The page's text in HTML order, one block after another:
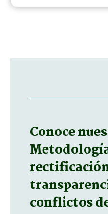
Conoce
conflictos